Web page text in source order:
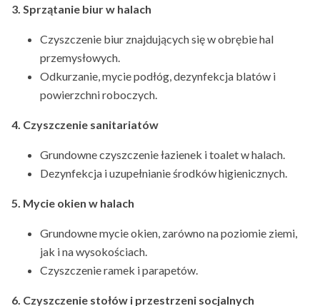
3. Sprzątanie biur w halach
Czyszczenie biur znajdujących się w obrębie hal
przemysłowych.
Odkurzanie, mycie podłóg, dezynfekcja blatów i
powierzchni roboczych.
4. Czyszczenie sanitariatów
Grundowne czyszczenie łazienek i toalet w halach.
Dezynfekcja i uzupełnianie środków higienicznych.
5. Mycie okien w halach
Grundowne mycie okien, zarówno na poziomie ziemi,
jak i na wysokościach.
Czyszczenie ramek i parapetów.
6. Czyszczenie stołów i przestrzeni socjalnych